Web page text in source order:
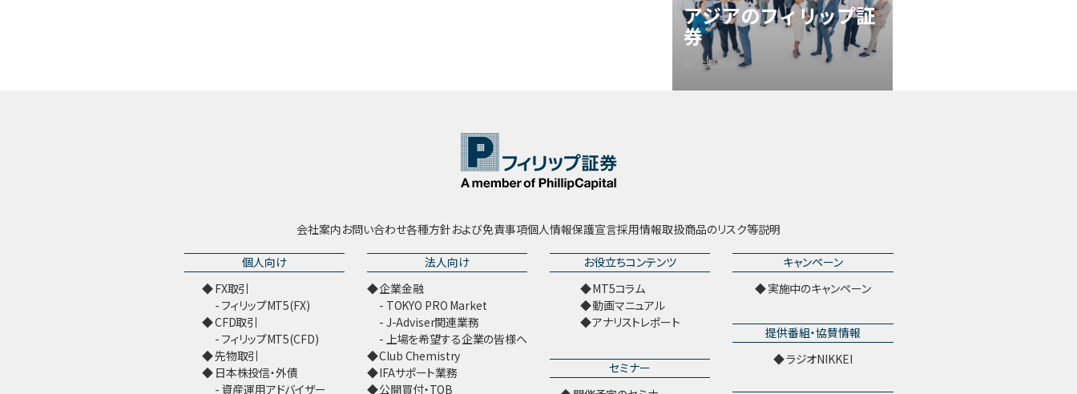
アジアのフィリップ証
券
会社概要
会社案内お問い合わせ各種方針および免責事項個人情報保護宣言採用情報取扱商品のリスク等説明
個人向け
FX取引
フィリップMT5(FX)
CFD取引
フィリップMT5(CFD)
先物取引
日本株投信・外債
資産運用アドバイザー
法人向け
企業金融
TOKYO PRO Market
J-Adviser関連業務
上場を希望する企業の皆様へ
Club Chemistry
IFAサポート業務
公開買付・TOB
お役立ちコンテンツ
MT5コラム
動画マニュアル
アナリストレポート
セミナー
キャンペーン
実施中のキャンペーン
提供番組・協賛情報
ラジオNIKKEI